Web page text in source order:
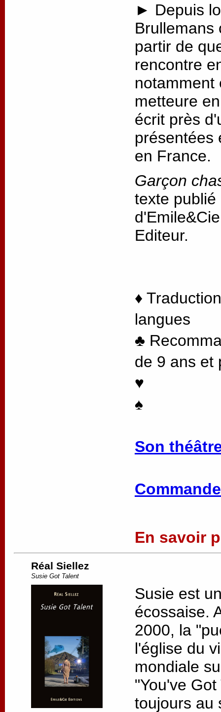
► Depuis
Brullemans
partir de
rencontre
notamment
metteure
écrit près
présentées
en France.
Garçon
texte
Editeur.
♦
langues
♣
de 9 ans et
♥
♠
Son
En savoir
Réal Siellez
Susie Got Talent
Susie est
écossaise.
2000, la
l'église du
mondiale
"You've
toujours au